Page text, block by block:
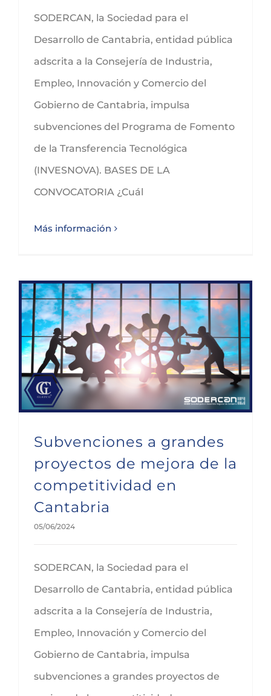
SODERCAN, la Sociedad para el
Desarrollo de Cantabria, entidad pública
adscrita a la Consejería de Industria,
Empleo, Innovación y Comercio del
Gobierno de Cantabria, impulsa
subvenciones del Programa de Fomento
de la Transferencia Tecnológica
(INVESNOVA). BASES DE LA
CONVOCATORIA ¿Cuál
Más información
Subvenciones a grandes
proyectos de mejora de la
competitividad en
Cantabria
05/06/2024
SODERCAN, la Sociedad para el
Desarrollo de Cantabria, entidad pública
adscrita a la Consejería de Industria,
Empleo, Innovación y Comercio del
Gobierno de Cantabria, impulsa
subvenciones a grandes proyectos de